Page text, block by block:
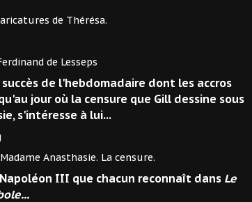
de Thérésa.
de Lesseps
de l'hebdomadaire dont les accros
jour où la censure que Gill dessine sous
s'intéresse à lui...
La censure.
III que chacun reconnaît dans Le